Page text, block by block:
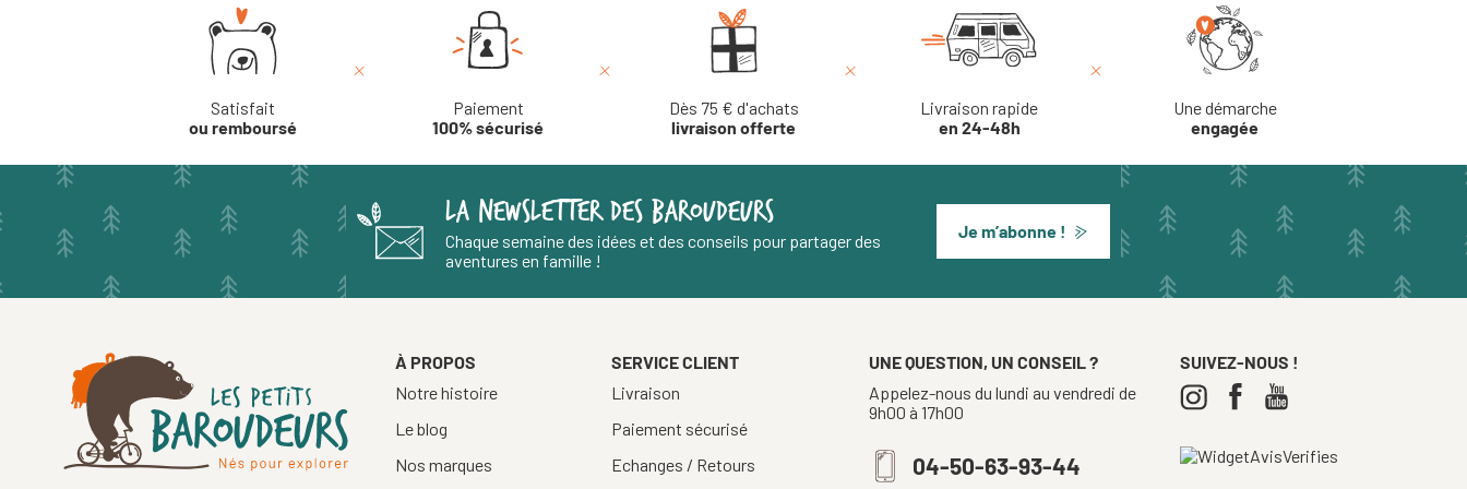
Satisfait
ou remboursé
Paiement
100% sécurisé
Dès 75 € d'achats
livraison offerte
Livraison rapide
en 24-48h
Une démarche
engagée
LA NEWSLETTER DES BAROUDEURS
Chaque semaine des idées et des conseils pour partager des
aventures en famille !
Je m’abonne !
À PROPOS
Notre histoire
Le blog
Nos marques
SERVICE CLIENT
Livraison
Paiement sécurisé
Echanges / Retours
UNE QUESTION, UN CONSEIL ?
Appelez-nous du lundi au vendredi de
9h00 à 17h00
04-50-63-93-44
SUIVEZ-NOUS !